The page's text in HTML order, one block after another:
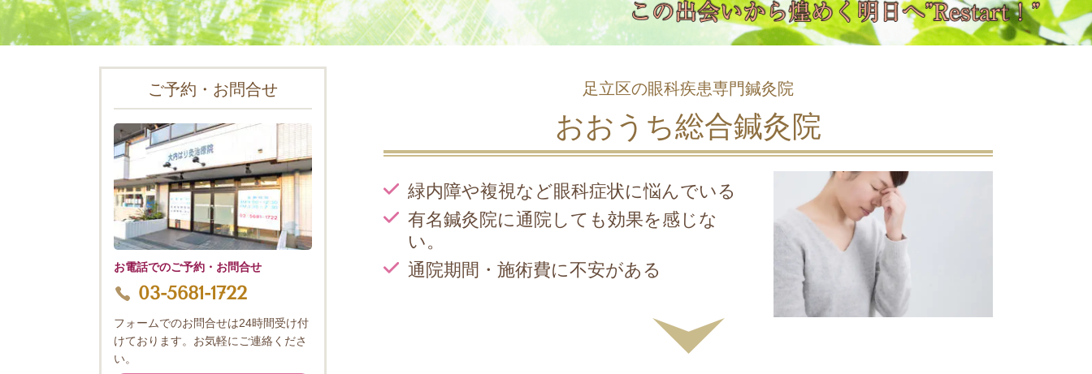
足立区の眼科疾患専門鍼灸院
おおうち総合鍼灸院
緑内障や複視など眼科症状に悩んでいる
有名鍼灸院に通院しても効果を感じな
い。
通院期間・施術費に不安がある
ご予約・お問合せ
お電話でのご予約・お問合せ
03-5681-1722
フォームでのお問合せは24時間受け付
けております。お気軽にご連絡くださ
い。